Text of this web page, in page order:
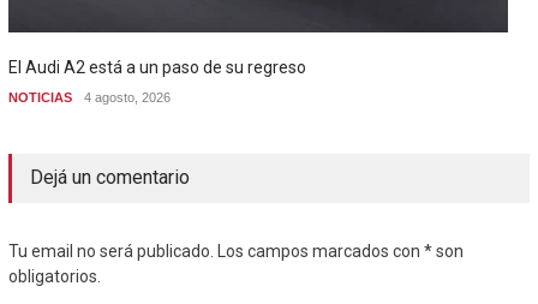
El Audi A2 está a un paso de su regreso
NOTICIAS 4 agosto, 2026
Dejá un comentario
Tu email no será publicado. Los campos marcados con * son
obligatorios.